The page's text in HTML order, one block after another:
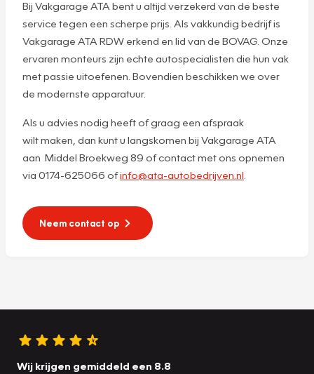
Bij Vakgarage ATA bent u altijd verzekerd van de beste
service tegen een scherpe prijs. Als vakkundig bedrijf is
Vakgarage ATA RDW erkend en lid van de BOVAG. Onze
ervaren monteurs zijn echte autospecialisten die hun vak
met passie uitoefenen. Bovendien beschikken we over
de modernste apparatuur.
Als u advies nodig heeft of graag een afspraak
wilt maken, dan kunt u langskomen bij Vakgarage ATA
aan Middel Broekweg 89 of contact met ons opnemen
via 0174-625066 ofinfo@ata-autobedrijven.nl
Neem contact op
Wij krijgen gemiddeld een 8.8